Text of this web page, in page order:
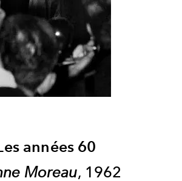
années 60
Moreau, 1962